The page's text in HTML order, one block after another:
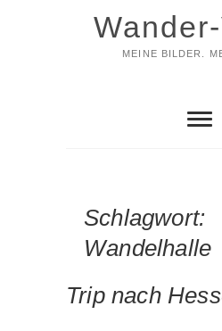
MEINE BILDER.
Schlagwort:
Wandelhalle
Trip nach